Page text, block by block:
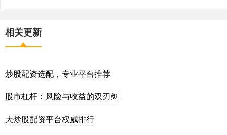
相关更新
炒股配资选配，专业平台推荐
股市杠杆：风险与收益的双刃剑
大炒股配资平台权威排行